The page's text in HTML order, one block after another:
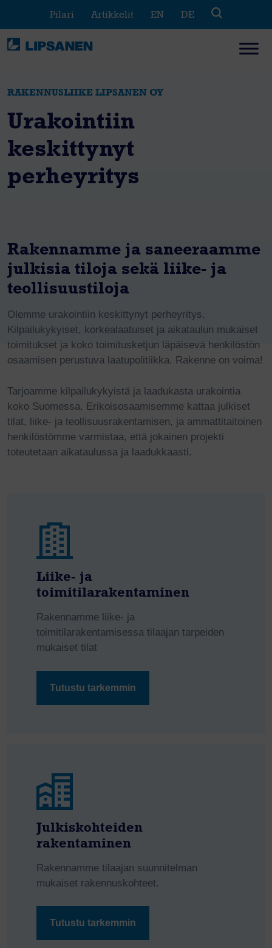
content
Pilari Artikkelit EN DE
RAKENNUSLIIKE LIPSANEN OY
Urakointiin
keskittynyt
perheyritys
Rakennamme ja saneeraamme
julkisia tiloja sekä liike- ja
teollisuustiloja
Olemme urakointiin keskittynyt perheyritys.
Kilpailukykyiset, korkealaatuiset ja aikataulun mukaiset
toimitukset ja koko toimitusketjun läpäisevä henkilöstön
osaamisen perustuva laatupolitiikka. Rakenne on voima!
Tarjoamme kilpailukykyistä ja laadukasta urakointia
koko Suomessa. Erikoisosaamisemme kattaa julkiset
tilat, liike- ja teollisuusrakentamisen, ja ammattitaitoinen
henkilöstömme varmistaa, että jokainen projekti
toteutetaan aikataulussa ja laadukkaasti.
Liike- ja
toimitilarakentaminen
Rakennamme liike- ja
toimitilarakentamisessa tilaajan tarpeiden
mukaiset tilat
Tutustu tarkemmin
Julkiskohteiden
rakentaminen
Rakennamme tilaajan suunnitelman
mukaiset rakennuskohteet.
Tutustu tarkemmin